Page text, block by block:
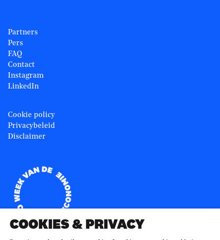
Partners
Pers
FAQ
Contact
Instagram
LinkedIn
Cookie policy
Privacybeleid
Disclaimer